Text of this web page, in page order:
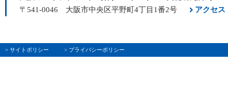
〒541-0046 大阪市中央区平野町4丁目1番2号
アクセス
> サイトポリシー > プライバシーポリシー